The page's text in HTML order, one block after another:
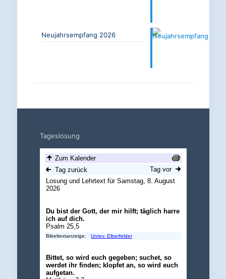
Neujahrsempfang 2026
Tageslosung